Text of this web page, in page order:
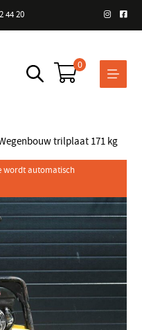
44 20
0
trilplaat 171 kg
wordt automatisch